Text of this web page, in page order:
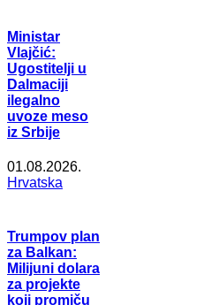
Ministar
Vlajčić:
Ugostitelji u
Dalmaciji
ilegalno
uvoze meso
iz Srbije
01.08.2026.
Hrvatska
Trumpov plan
za Balkan:
Milijuni dolara
za projekte
koji promiču